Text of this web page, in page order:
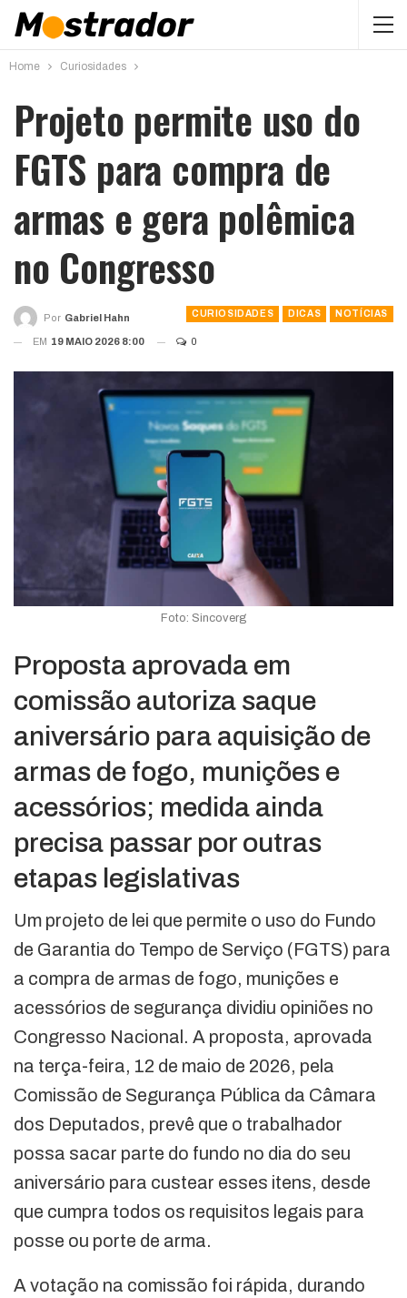
Home Curiosidades
Projeto permite uso do
FGTS para compra de
armas e gera polêmica
no Congresso
CURIOSIDADES DICAS NOTÍCIAS
Por Gabriel Hahn
EM 19 MAIO 2026 8:00 0
Foto: Sincoverg
Proposta aprovada em
comissão autoriza saque
aniversário para aquisição de
armas de fogo, munições e
acessórios; medida ainda
precisa passar por outras
etapas legislativas
Um projeto de lei que permite o uso do Fundo
de Garantia do Tempo de Serviço (FGTS) para
a compra de armas de fogo, munições e
acessórios de segurança dividiu opiniões no
Congresso Nacional. A proposta, aprovada
na terça-feira, 12 de maio de 2026, pela
Comissão de Segurança Pública da Câmara
dos Deputados, prevê que o trabalhador
possa sacar parte do fundo no dia do seu
aniversário para custear esses itens, desde
que cumpra todos os requisitos legais para
posse ou porte de arma.
A votação na comissão foi rápida, durando